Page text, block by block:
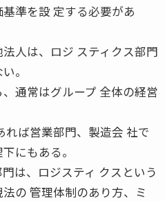
準を設 定する必要があ
人は、ロジ スティクス部門
。
通常はグループ 全体の経営
れば営業部門、製造会 社で
にもある。
は、ロジスティ クスという
の 管理体制のあり方、ミ